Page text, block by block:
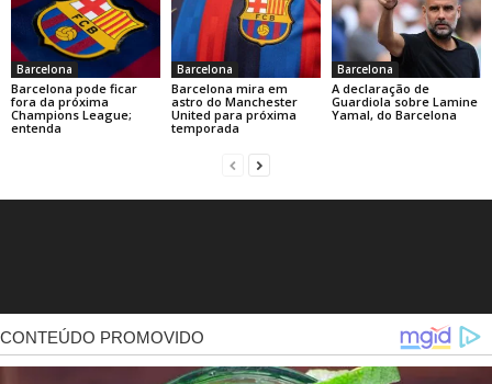
Barcelona
Barcelona pode ficar
fora da próxima
Champions League;
entenda
Barcelona
Barcelona mira em
astro do Manchester
United para próxima
temporada
Barcelona
A declaração de
Guardiola sobre Lamine
Yamal, do Barcelona